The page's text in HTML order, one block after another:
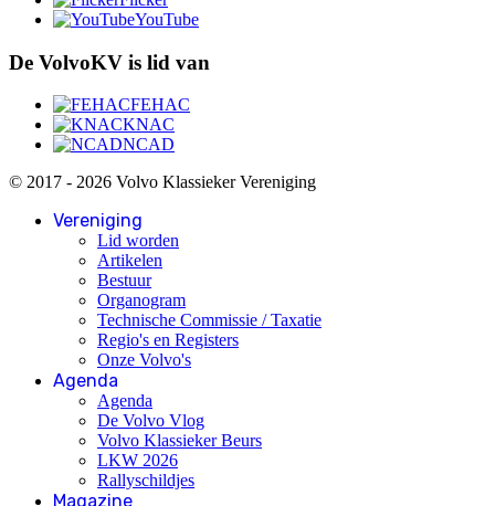
YouTube
De VolvoKV is lid van
FEHAC
KNAC
NCAD
© 2017 - 2026 Volvo Klassieker Vereniging
Vereniging
Lid worden
Artikelen
Bestuur
Organogram
Technische Commissie / Taxatie
Regio's en Registers
Onze Volvo's
Agenda
Agenda
De Volvo Vlog
Volvo Klassieker Beurs
LKW 2026
Rallyschildjes
Magazine